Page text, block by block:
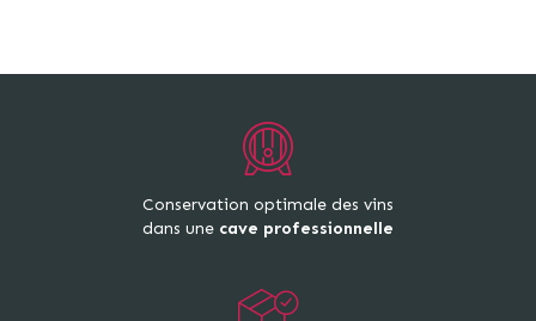
Conservation optimale des vins
dans une cave professionnelle